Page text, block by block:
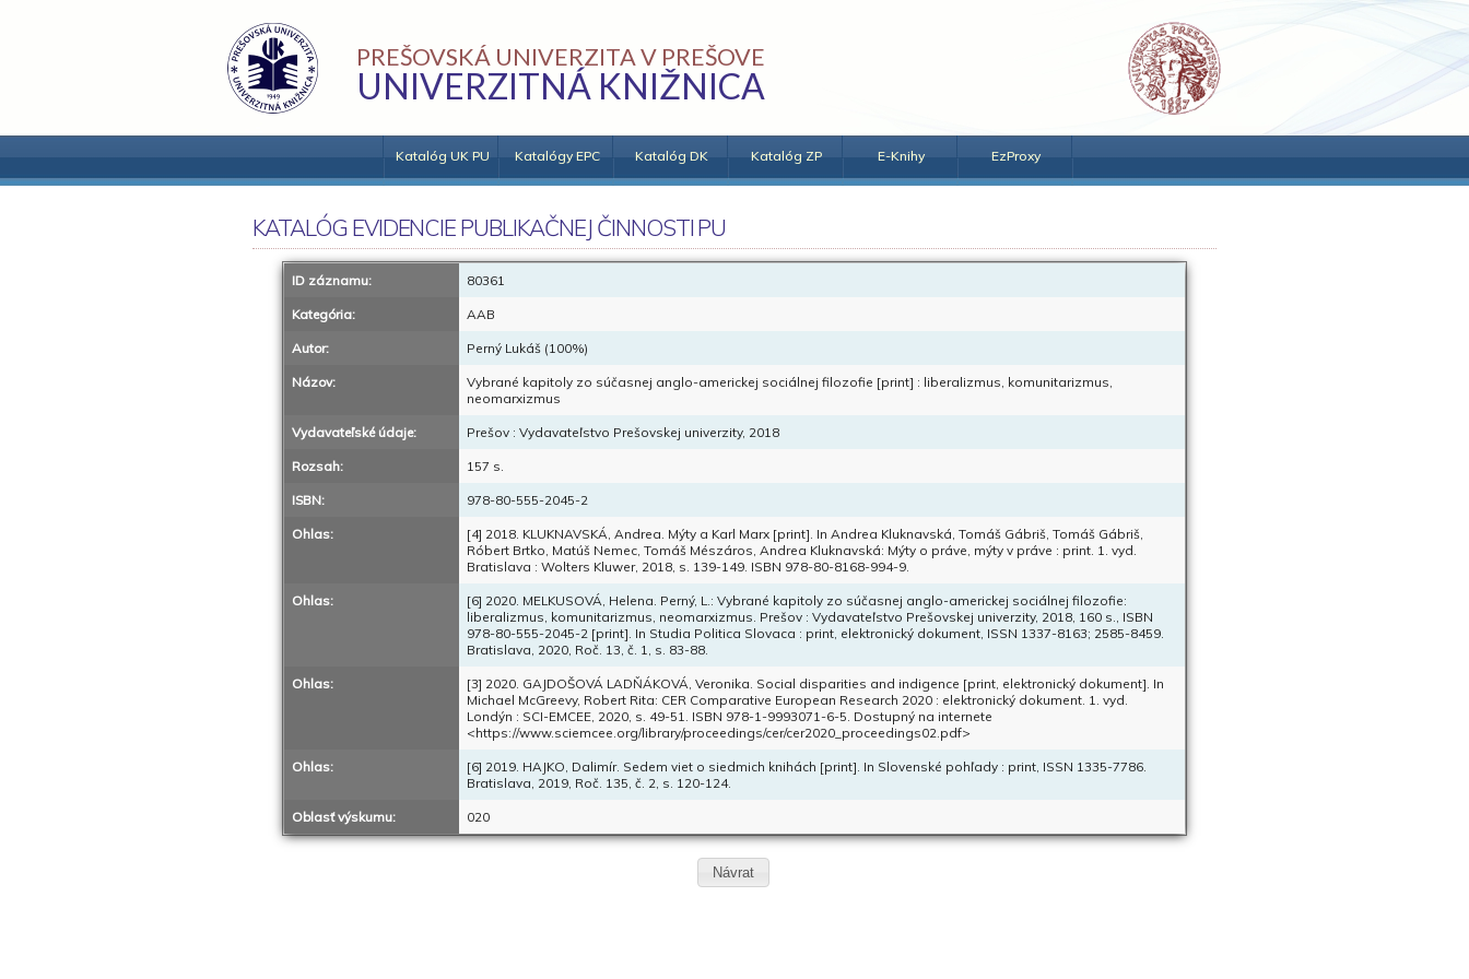
PREŠOVSKÁ UNIVERZITA V PREŠOVE
UNIVERZITNÁ KNIŽNICA
Katalóg UK PU Katalógy EPC Katalóg DK Katalóg ZP E-Knihy EzProxy
KATALÓG EVIDENCIE PUBLIKAČNEJ ČINNOSTI PU
ID záznamu: 80361
Kategória: AAB
Autor: Perný Lukáš (100%)
Názov:
Vybrané kapitoly zo súčasnej anglo-americkej sociálnej filozofie [print] : liberalizmus, komunitarizmus,
neomarxizmus
Vydavateľské údaje: Prešov : Vydavateľstvo Prešovskej univerzity, 2018
Rozsah: 157 s.
ISBN: 978-80-555-2045-2
Ohlas:
[4] 2018. KLUKNAVSKÁ, Andrea. Mýty a Karl Marx [print]. In Andrea Kluknavská, Tomáš Gábriš, Tomáš Gábriš,
Róbert Brtko, Matúš Nemec, Tomáš Mészáros, Andrea Kluknavská: Mýty o práve, mýty v práve : print. 1. vyd.
Bratislava : Wolters Kluwer, 2018, s. 139-149. ISBN 978-80-8168-994-9.
Ohlas:
[6] 2020. MELKUSOVÁ, Helena. Perný, L.: Vybrané kapitoly zo súčasnej anglo-americkej sociálnej filozofie:
liberalizmus, komunitarizmus, neomarxizmus. Prešov : Vydavateľstvo Prešovskej univerzity, 2018, 160 s., ISBN
978-80-555-2045-2 [print]. In Studia Politica Slovaca : print, elektronický dokument, ISSN 1337-8163; 2585-8459.
Bratislava, 2020, Roč. 13, č. 1, s. 83-88.
Ohlas:
[3] 2020. GAJDOŠOVÁ LADŇÁKOVÁ, Veronika. Social disparities and indigence [print, elektronický dokument]. In
Michael McGreevy, Robert Rita: CER Comparative European Research 2020 : elektronický dokument. 1. vyd.
Londýn : SCI-EMCEE, 2020, s. 49-51. ISBN 978-1-9993071-6-5. Dostupný na internete
<https://www.sciemcee.org/library/proceedings/cer/cer2020_proceedings02.pdf>
Ohlas:
[6] 2019. HAJKO, Dalimír. Sedem viet o siedmich knihách [print]. In Slovenské pohľady : print, ISSN 1335-7786.
Bratislava, 2019, Roč. 135, č. 2, s. 120-124.
Oblasť výskumu: 020